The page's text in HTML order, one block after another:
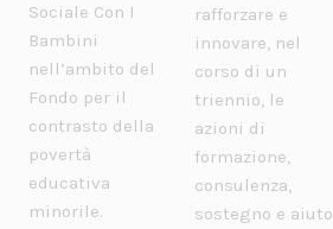
Sociale Con I
Bambini
nell’ambito del
Fondo per il
contrasto della
povertà
educativa
minorile.
rafforzare e
innovare, nel
corso di un
triennio, le
azioni di
formazione,
consulenza,
sostegno e aiuto